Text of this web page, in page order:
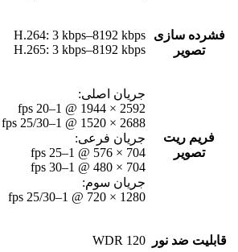
فشرده سازی
تصویر
H.264: 3 kbps–8192 kbps
H.265: 3 kbps–8192 kbps
فریم ریت
تصویر
جریان اصلی:
2592 × 1944 @ 1–20 fps
2688 × 1520 @ 1–25/30 fps
جریان فرعی:
704 × 576 @ 1–25 fps
704 × 480 @ 1–30 fps
جریان سوم:
1280 × 720 @ 1–25/30 fps
قابلیت ضد نور 120 WDR